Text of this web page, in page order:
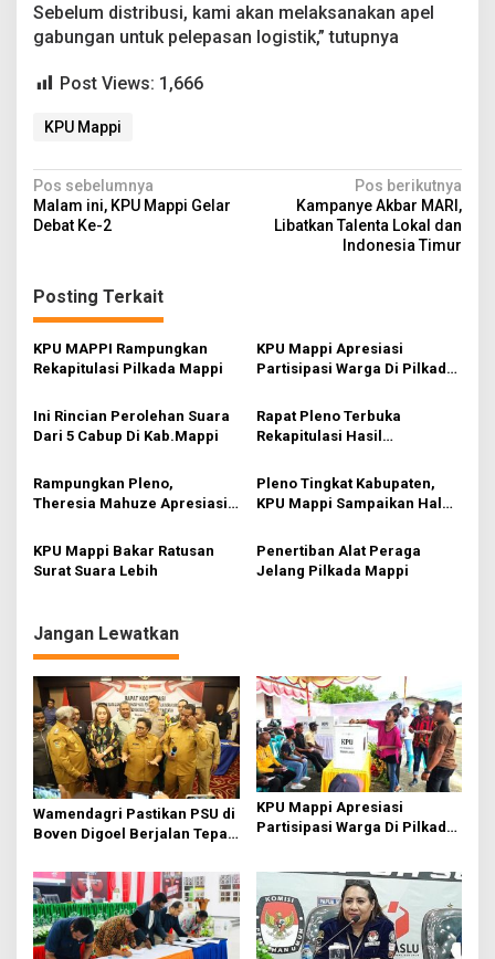
Sebelum distribusi, kami akan melaksanakan apel
gabungan untuk pelepasan logistik,” tutupnya
Post Views: 1,666
KPU Mappi
N
a
i
g
a
s
i
p
s
Pos sebelumnya
Malam ini, KPU Mappi Gelar
Debat Ke-2
Pos berikutnya
Kampanye Akbar MARI,
Libatkan Talenta Lokal dan
Indonesia Timur
Posting Terkait
KPU MAPPI Rampungkan
Rekapitulasi Pilkada Mappi
KPU Mappi Apresiasi
Partisipasi Warga Di Pilkada
Ini Rincian Perolehan Suara
Dari 5 Cabup Di Kab.Mappi
Rapat Pleno Terbuka
Rekapitulasi Hasil
Suara PILKADA 2024
Kabupaten Mappi
Rampungkan Pleno,
Theresia Mahuze Apresiasi
Pleno Tingkat Kabupaten,
KPU Mappi Sampaikan Hal
KPU Mappi Bakar Ratusan
Surat Suara Lebih
Penertiban Alat Peraga
Jelang Pilkada Mappi
Jangan Lewatkan
Wamendagri Pastikan PSU di
Boven Digoel Berjalan Tepat
KPU Mappi Apresiasi
Partisipasi Warga Di Pilkada